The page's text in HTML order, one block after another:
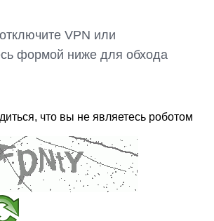
VPN или
формой ниже для обхода
что вы не являетесь роботом